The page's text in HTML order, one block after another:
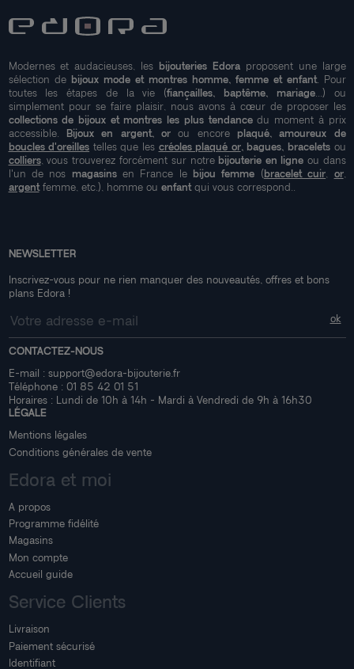
Modernes et audacieuses, les bijouteries Edoraproposent une large
sélection de bijoux mode et montres homme, femme et enfant. Pour
toutes les étapes de la vie (fiançailles, baptême, mariage...) ou
simplement pour se faire plaisir, nous avons à cœur de proposer les
collections de bijoux et montres les plus tendancedu moment à prix
accessible. Bijoux en argent, orou encore plaqué, amoureux de
boucles d'oreilles telles que les créoles plaqué or, bagues, braceletsou
colliers, vous trouverez forcément sur notre bijouterie en ligne ou dans
l'un de nos magasinsen France le bijou femme (bracelet cuir or,
argentfemme, etc.), homme ou enfantqui vous correspond..
NEWSLETTER
Inscrivez-vous pour ne rien manquer des nouveautés, offres et bons
plans Edora !
CONTACTEZ-NOUS
E-mail : support@edora-bijouterie.fr
Téléphone : 01 85 42 01 51
Horaires : Lundi de 10h à 14h - Mardi à Vendredi de 9h à 16h30
LÉGALE
Mentions légales
Conditions générales de vente
Edora et moi
A propos
Programme fidélité
Magasins
Mon compte
Accueil guide
Service Clients
Livraison
Paiement sécurisé
Identifiant